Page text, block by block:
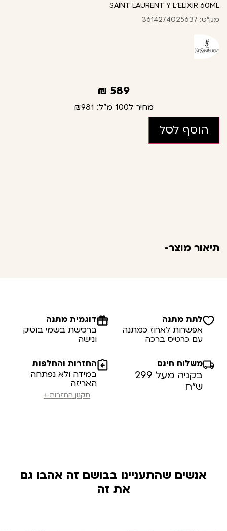
SAINT LAURENT Y L’ELIXIR 60ML
מק"ט: 3614274025637
589
₪
מחיר ל100 מ"ל: ₪981
הוסף לסל
תיאור מוצר-
לתת מתנה
אפשרות לארוז כמתנה
עם כרטיס ברכה
דוגמית מתנה
ברכישת בשמי בוטיק
ונישה
משלוח חינם
בקניה מעל 299
ש”ח
החזרות והחלפות
במידה ולא נפתחה
האריזה
תקנון החזרות←
אנשים שהתעניינו בבושם זה אהבו גם
את זה